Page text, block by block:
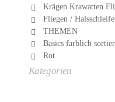
Krägen Krawatten
Fliegen /
THEMEN
Basics farblich
Rot
Kategorien